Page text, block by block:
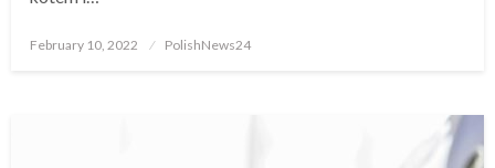
Posted
February 10, 2022 PolishNews24